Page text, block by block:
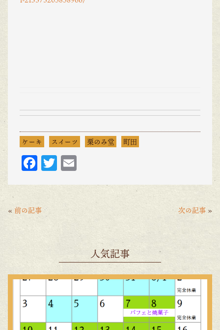
ケーキ スイーツ 栗のみ堂 町田
F
ac
o
T
w m
« 前の記事 次の記事 »
人気記事